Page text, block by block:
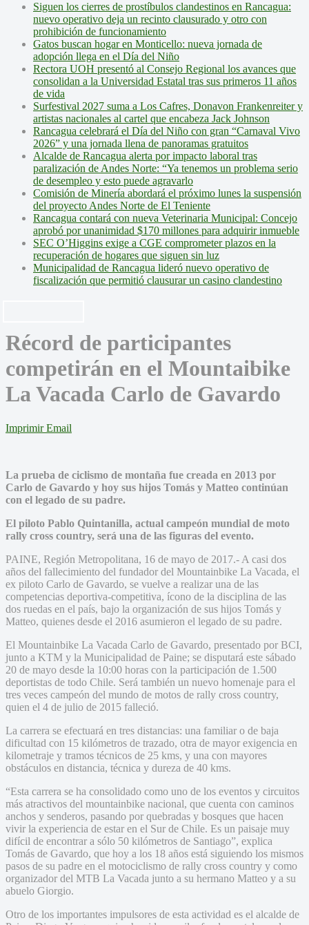
Siguen los cierres de prostíbulos clandestinos en Rancagua:
nuevo operativo deja un recinto clausurado y otro con
prohibición de funcionamiento
Gatos buscan hogar en Monticello: nueva jornada de
adopción llega en el Día del Niño
Rectora UOH presentó al Consejo Regional los avances que
consolidan a la Universidad Estatal tras sus primeros 11 años
de vida
Surfestival 2027 suma a Los Cafres, Donavon Frankenreiter y
artistas nacionales al cartel que encabeza Jack Johnson
Rancagua celebrará el Día del Niño con gran “Carnaval Vivo
2026” y una jornada llena de panoramas gratuitos
Alcalde de Rancagua alerta por impacto laboral tras
paralización de Andes Norte: “Ya tenemos un problema serio
de desempleo y esto puede agravarlo
Comisión de Minería abordará el próximo lunes la suspensión
del proyecto Andes Norte de El Teniente
Rancagua contará con nueva Veterinaria Municipal: Concejo
aprobó por unanimidad $170 millones para adquirir inmueble
SEC O’Higgins exige a CGE comprometer plazos en la
recuperación de hogares que siguen sin luz
Municipalidad de Rancagua lideró nuevo operativo de
fiscalización que permitió clausurar un casino clandestino
Récord de participantes
competirán en el Mountaibike
La Vacada Carlo de Gavardo
Imprimir Email
La prueba de ciclismo de montaña fue creada en 2013 por
Carlo de Gavardo y hoy sus hijos Tomás y Matteo continúan
con el legado de su padre.
El piloto Pablo Quintanilla, actual campeón mundial de moto
rally cross country, será una de las figuras del evento.
PAINE, Región Metropolitana, 16 de mayo de 2017.- A casi dos
años del fallecimiento del fundador del Mountainbike La Vacada, el
ex piloto Carlo de Gavardo, se vuelve a realizar una de las
competencias deportiva-competitiva, ícono de la disciplina de las
dos ruedas en el país, bajo la organización de sus hijos Tomás y
Matteo, quienes desde el 2016 asumieron el legado de su padre.
El Mountainbike La Vacada Carlo de Gavardo, presentado por BCI,
junto a KTM y la Municipalidad de Paine; se disputará este sábado
20 de mayo desde la 10:00 horas con la participación de 1.500
deportistas de todo Chile. Será también un nuevo homenaje para el
tres veces campeón del mundo de motos de rally cross country,
quien el 4 de julio de 2015 falleció.
La carrera se efectuará en tres distancias: una familiar o de baja
dificultad con 15 kilómetros de trazado, otra de mayor exigencia en
kilometraje y tramos técnicos de 25 kms, y una con mayores
obstáculos en distancia, técnica y dureza de 40 kms.
“Esta carrera se ha consolidado como uno de los eventos y circuitos
más atractivos del mountainbike nacional, que cuenta con caminos
anchos y senderos, pasando por quebradas y bosques que hacen
vivir la experiencia de estar en el Sur de Chile. Es un paisaje muy
difícil de encontrar a sólo 50 kilómetros de Santiago”, explica
Tomás de Gavardo, que hoy a los 18 años está siguiendo los mismos
pasos de su padre en el motociclismo de rally cross country y como
organizador del MTB La Vacada junto a su hermano Matteo y a su
abuelo Giorgio.
Otro de los importantes impulsores de esta actividad es el alcalde de